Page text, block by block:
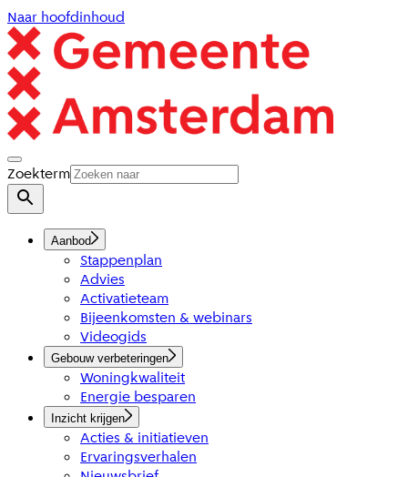
Naar hoofdinhoud
Zoekterm
Aanbod
Stappenplan
Advies
Activatieteam
Bijeenkomsten & webinars
Videogids
Gebouw verbeteringen
Woningkwaliteit
Energie besparen
Inzicht krijgen
Acties & initiatieven
Ervaringsverhalen